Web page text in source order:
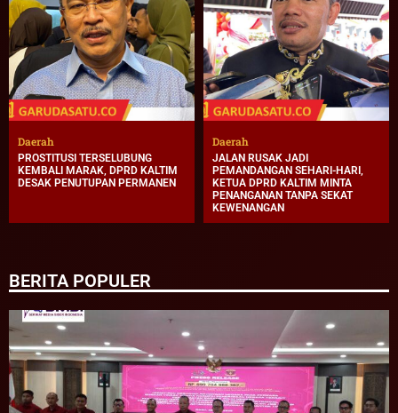
Daerah
PROSTITUSI TERSELUBUNG
KEMBALI MARAK, DPRD KALTIM
DESAK PENUTUPAN PERMANEN
Daerah
JALAN RUSAK JADI
PEMANDANGAN SEHARI-HARI,
KETUA DPRD KALTIM MINTA
PENANGANAN TANPA SEKAT
KEWENANGAN
BERITA POPULER